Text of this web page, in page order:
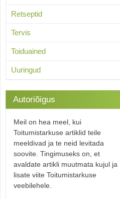
Retseptid
Tervis
Toiduained
Uuringud
Autoriõigus
Meil on hea meel, kui
Toitumistarkuse artiklid teile
meeldivad ja te neid levitada
soovite. Tingimuseks on, et
avaldate artikli muutmata kujul ja
lisate viite Toitumistarkuse
veebilehele.